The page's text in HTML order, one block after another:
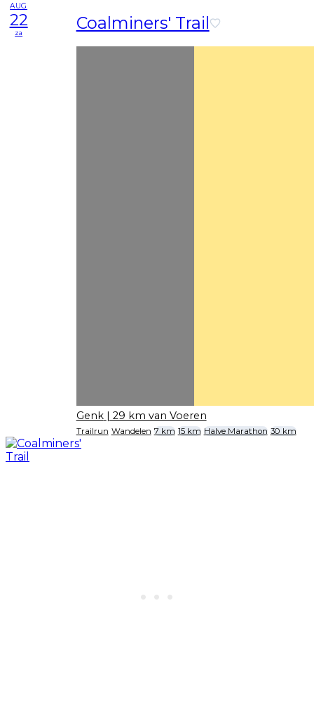
AUG
22
za Coalminers' Trail
Genk | 29 km van Voeren
Trailrun Wandelen 7 km 15 km Halve Marathon 30 km